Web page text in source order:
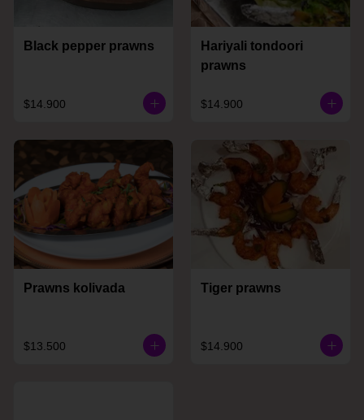
Black pepper prawns
$14.900
Hariyali tondoori
prawns
$14.900
Prawns kolivada
$13.500
Tiger prawns
$14.900